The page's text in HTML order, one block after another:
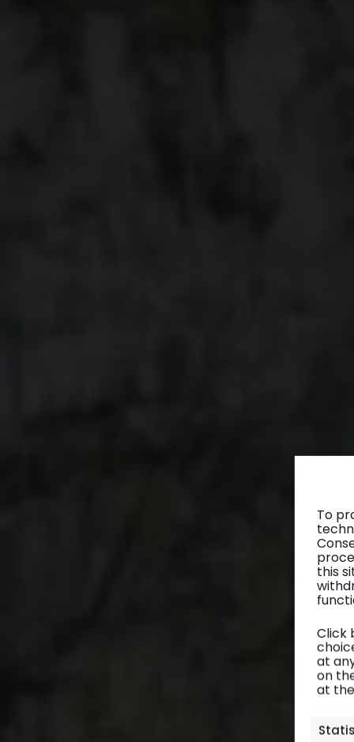
To
this
Click
at
on
at